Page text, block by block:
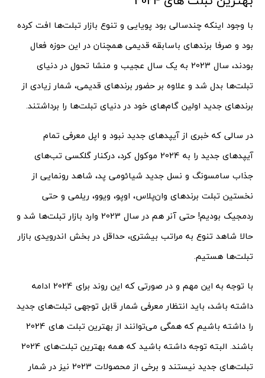
با وجود اینکه چندسالی بود پویایی و تنوع بازار تبلت‌ها افت کرده
بود و صرفا برندهای باسابقه قدیمی همچنان در این حوزه فعال
بودند، سال 2023 به یک سال عجیب و منشا تحول در دنیای
تبلت‌ها بدل شد و علاوه بر حضور برندهای قدیمی، شمار زیادی از
برندهای جدید اولین گام‌های خود در دنیای تبلت‌ها را برداشتند.
در سالی که خبری از آیپدهای جدید نبود و اپل معرفی تمام
آیپدهای جدید را به 2024 موکول کرد، درکنار گلکسی تب‌های
جذاب سامسونگ و نسل جدید شیائومی پد، شاهد رونمایی از
نخستین تبلت برندهای وان‌پلاس، اوپو، ویوو، ریلمی و حتی
ردمجیک بودیم! حتی آنر هم در سال 2023 وارد بازار تبلت‌ها شد و
حالا شاهد تنوع به مراتب بیشتری، حداقل در بخش اندرویدی بازار
تبلت‌ها هستیم.
با توجه به این مهم و در صورتی که این روند برای 2024 ادامه
داشته باشد، باید انتظار معرفی شمار قابل توجهی تبلت‌های جدید
را داشته باشیم که همگی می‌توانند از بهترین تبلت های 2024
باشند. البته توجه داشته باشید که همه بهترین تبلت‌های 2024
تبلت‌های جدید نیستند و برخی از محصولات 2023 نیز در شمار